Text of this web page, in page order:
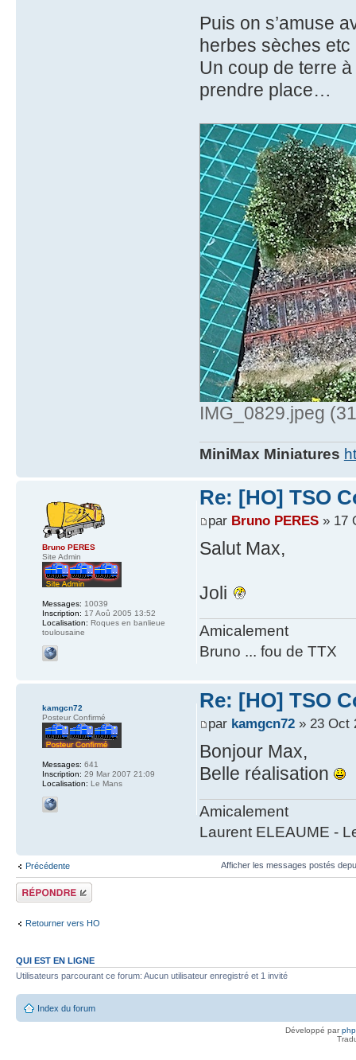
Puis on s’amuse
herbes sèches etc
Un coup de terre
prendre place…
IMG_0829.jpeg
MiniMax Miniatures
Re: [HO] TSO
par Bruno PERES» 17
Salut Max,
Joli
Amicalement
Bruno ... fou de TTX
Bruno PERES
Site Admin
Messages: 10039
Inscription: 17 Aoû 2005 13:52
Localisation: Roques en banlieue
toulousaine
Re: [HO] TSO
par kamgcn72» 23 Oct
Bonjour Max,
Belle réalisation
Amicalement
Laurent ELEAUME -
kamgcn72
Posteur Confirmé
Messages: 641
Inscription: 29 Mar 2007 21:09
Localisation: Le Mans
Précédente Afficher les messages postés
Répondre
Retourner vers HO
QUI EST EN LIGNE
Utilisateurs parcourant ce forum: Aucun utilisateur enregistré et 1 invité
Index du forum
Développé par